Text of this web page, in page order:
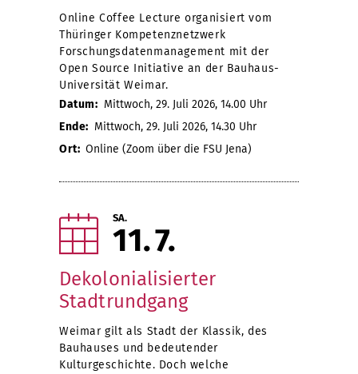
Online Coffee Lecture organisiert vom
Thüringer Kompetenznetzwerk
Forschungsdatenmanagement mit der
Open Source Initiative an der Bauhaus-
Universität Weimar.
Datum: Mittwoch, 29. Juli 2026, 14.00 Uhr
Ende: Mittwoch, 29. Juli 2026, 14.30 Uhr
Ort: Online (Zoom über die FSU Jena)
SA.
11 7
Dekolonialisierter
Stadtrundgang
Weimar gilt als Stadt der Klassik, des
Bauhauses und bedeutender
Kulturgeschichte. Doch welche